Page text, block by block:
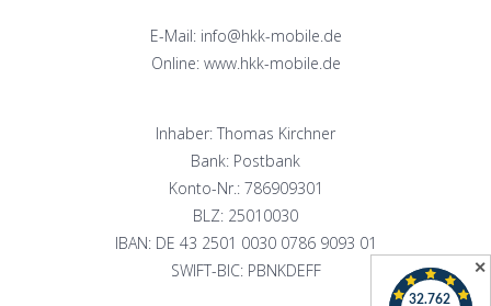
E-Mail: info@hkk-mobile.de
Online: www.hkk-mobile.de
Inhaber: Thomas Kirchner
Bank: Postbank
Konto-Nr.: 786909301
BLZ: 25010030
IBAN: DE 43 2501 0030 0786 9093 01
SWIFT-BIC: PBNKDEFF
✕